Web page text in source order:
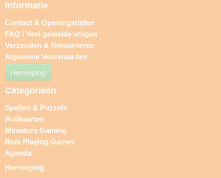
Informatie
Contact & Openingstijden
FAQ / Veel gestelde vragen
Verzenden & Retourneren
Algemene Voorwaarden
Herroeping
Categorieën
Spellen & Puzzels
Ruilkaarten
Miniature Gaming
Role Playing Games
Agenda
Herroeping